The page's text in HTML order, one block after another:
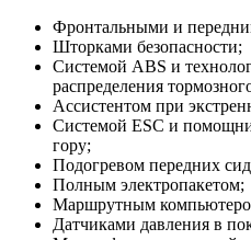
Фронтальными и
Шторками безопасности;
Системой ABS и
распределения
Ассистентом при
Системой ESC и
гору;
Подогревом передних
Полным электропакетом;
Маршрутным
Датчиками давления в